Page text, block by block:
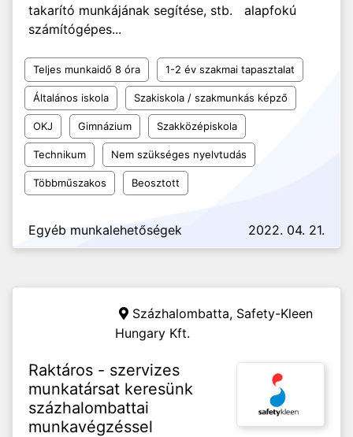
takarító munkájának segítése, stb. alapfokú
számítógépes...
Teljes munkaidő 8 óra 1-2 év szakmai tapasztalat
Általános iskola Szakiskola / szakmunkás képző
OKJ Gimnázium Szakközépiskola
Technikum Nem szükséges nyelvtudás
Többműszakos Beosztott
Egyéb munkalehetőségek 2022. 04. 21.
Százhalombatta, Safety-Kleen
Hungary Kft.
Raktáros - szervizes
munkatársat keresünk
százhalombattai
munkavégzéssel